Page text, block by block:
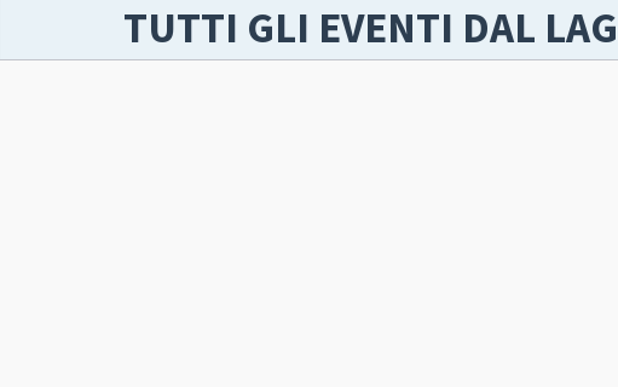
TUTTI GLI EVENTI DAL